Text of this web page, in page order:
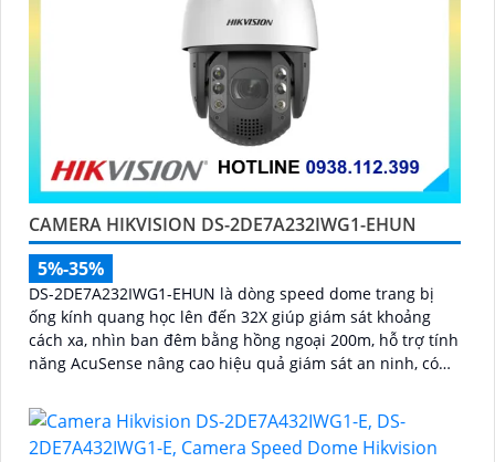
CAMERA HIKVISION DS-2DE7A232IWG1-EHUN
5%-35%
DS-2DE7A232IWG1-EHUN là dòng speed dome trang bị
ống kính quang học lên đến 32X giúp giám sát khoảng
cách xa, nhìn ban đêm bằng hồng ngoại 200m, hỗ trợ tính
năng AcuSense nâng cao hiệu quả giám sát an ninh, có